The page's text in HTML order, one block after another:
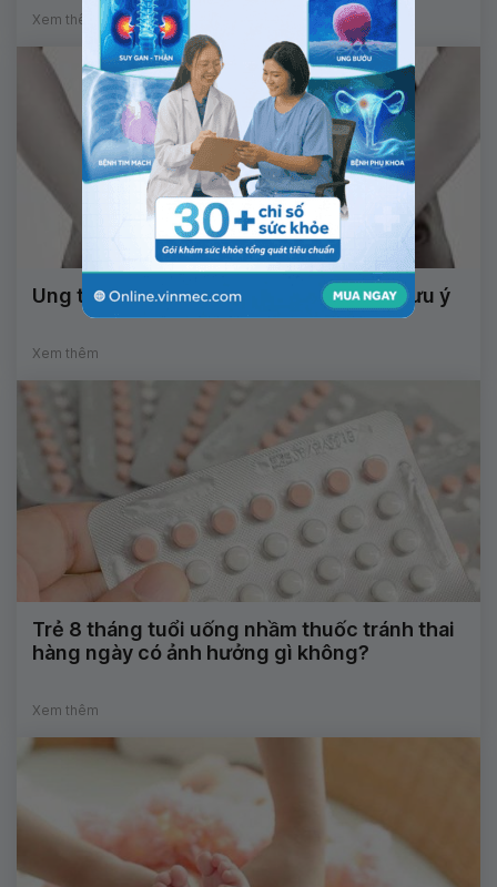
Xem thêm
Ung thư cổ tử cung và những điều cần lưu ý
Xem thêm
Trẻ 8 tháng tuổi uống nhầm thuốc tránh thai
hàng ngày có ảnh hưởng gì không?
Xem thêm